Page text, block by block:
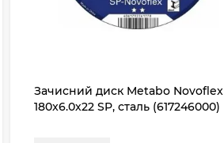
Зачисний диск Metabo Novoflex
180x6.0х22 SP, сталь (617246000)